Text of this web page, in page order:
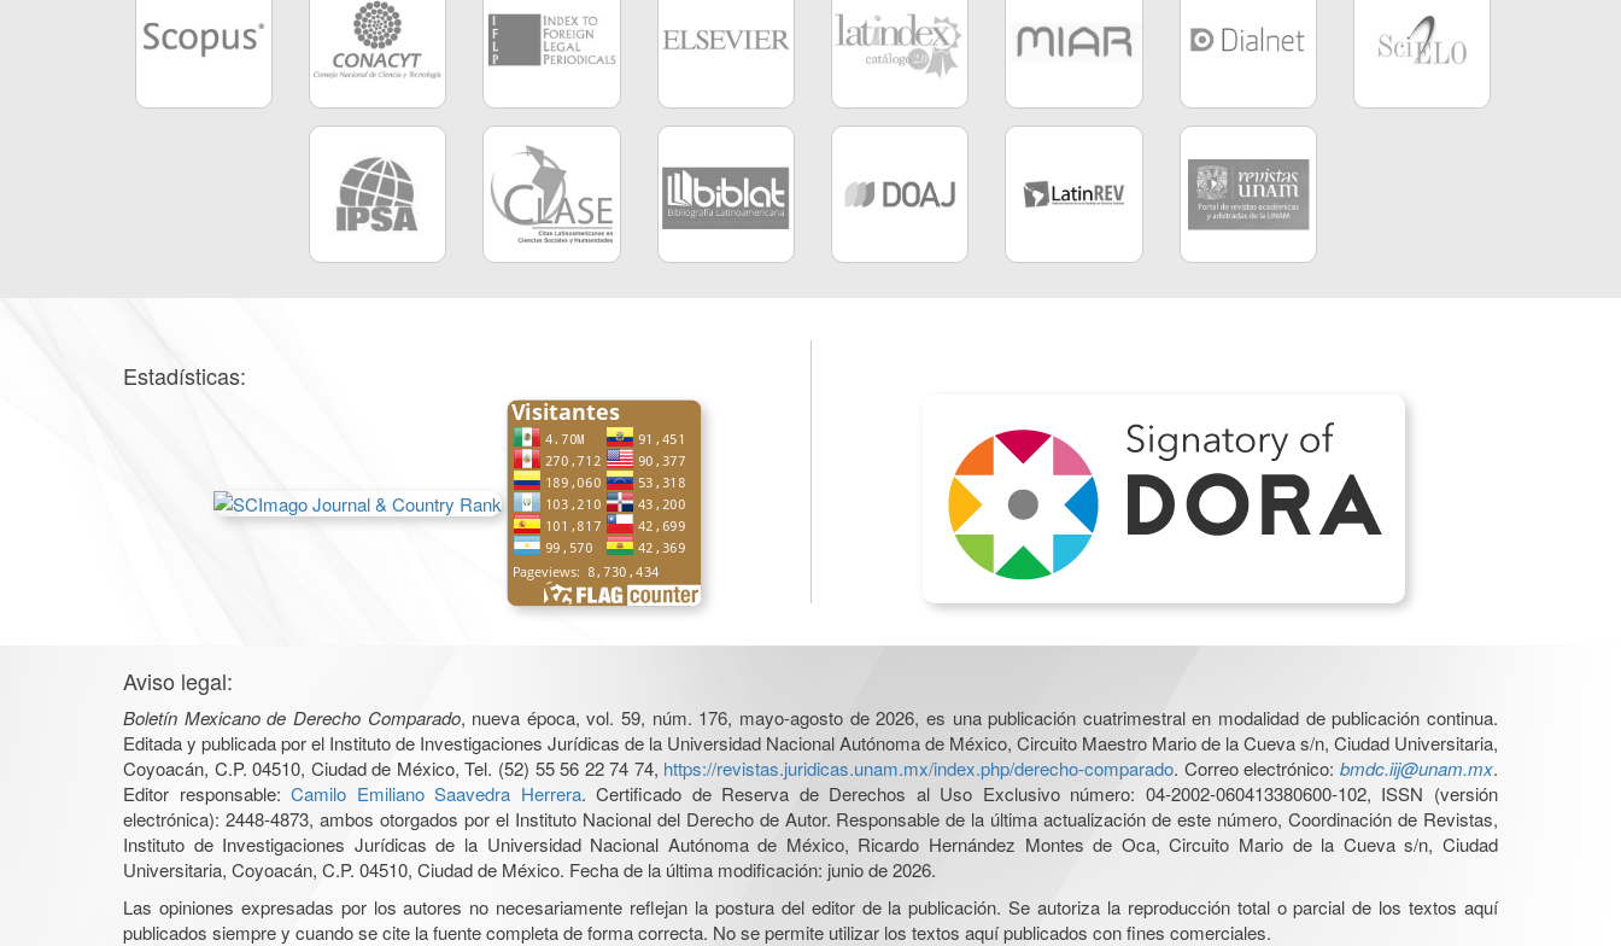
Estadísticas:
Aviso legal:
Boletín Mexicano de Derecho Comparado, nueva época, vol. 59, núm. 176, mayo-agosto de 2026, es una publicación cuatrimestral en modalidad de publicación continua.
Editada y publicada por el Instituto de Investigaciones Jurídicas de la Universidad Nacional Autónoma de México, Circuito Maestro Mario de la Cueva s/n, Ciudad Universitaria,
Coyoacán, C.P. 04510, Ciudad de México, Tel. (52) 55 56 22 74 74, https://revistas.juridicas.unam.mx/index.php/derecho-comparado. Correo electrónico: bmdc.iij@unam.mx.
Editor responsable:Camilo Emiliano Saavedra Herrera. Certificado de Reserva de Derechos al Uso Exclusivo número: 04-2002-060413380600-102, ISSN (versión
electrónica): 2448-4873, ambos otorgados por el Instituto Nacional del Derecho de Autor. Responsable de la última actualización de este número, Coordinación de Revistas,
Instituto de Investigaciones Jurídicas de la Universidad Nacional Autónoma de México, Ricardo Hernández Montes de Oca, Circuito Mario de la Cueva s/n, Ciudad
Universitaria, Coyoacán, C.P. 04510, Ciudad de México. Fecha de la última modificación: junio de 2026.
Las opiniones expresadas por los autores no necesariamente reflejan la postura del editor de la publicación. Se autoriza la reproducción total o parcial de los textos aquí
publicados siempre y cuando se cite la fuente completa de forma correcta. No se permite utilizar los textos aquí publicados con fines comerciales.